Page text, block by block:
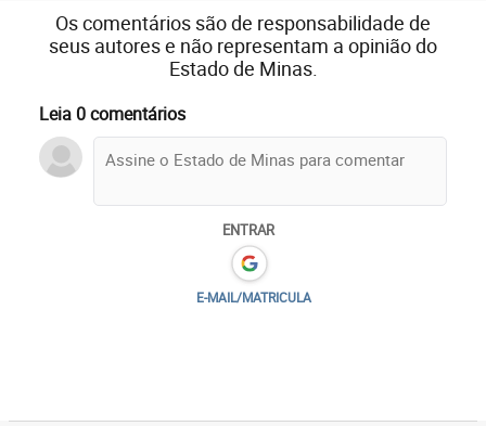
Os comentários são de responsabilidade de
seus autores e não representam a opinião do
Estado de Minas.
Leia 0 comentários
ENTRAR
E-MAIL/MATRICULA